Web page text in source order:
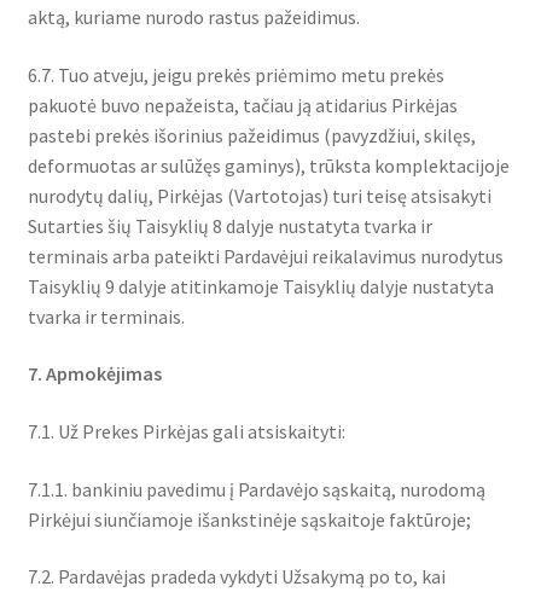
aktą, kuriame nurodo rastus pažeidimus.
6.7. Tuo atveju, jeigu prekės priėmimo metu prekės
pakuotė buvo nepažeista, tačiau ją atidarius Pirkėjas
pastebi prekės išorinius pažeidimus (pavyzdžiui, skilęs,
deformuotas ar sulūžęs gaminys), trūksta komplektacijoje
nurodytų dalių, Pirkėjas (Vartotojas) turi teisę atsisakyti
Sutarties šių Taisyklių 8 dalyje nustatyta tvarka ir
terminais arba pateikti Pardavėjui reikalavimus nurodytus
Taisyklių 9 dalyje atitinkamoje Taisyklių dalyje nustatyta
tvarka ir terminais.
7. Apmokėjimas
7.1. Už Prekes Pirkėjas gali atsiskaityti:
7.1.1. bankiniu pavedimu į Pardavėjo sąskaitą, nurodomą
Pirkėjui siunčiamoje išankstinėje sąskaitoje faktūroje;
7.2. Pardavėjas pradeda vykdyti Užsakymą po to, kai